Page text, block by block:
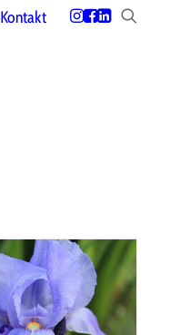
Kontakt